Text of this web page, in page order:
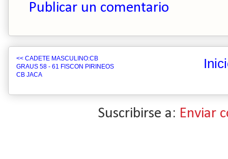
Publicar un comentario
<< CADETE MASCULINO:CB
GRAUS 58 - 61 FISCON PIRINEOS
CB JACA
Suscribirse a: Enviar